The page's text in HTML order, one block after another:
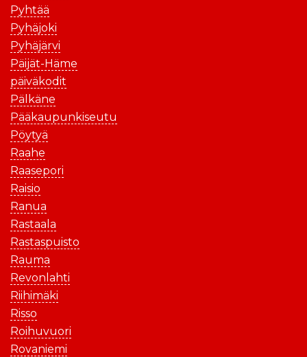
Pyhtää
Pyhäjoki
Pyhäjärvi
Päijät-Häme
päiväkodit
Pälkäne
Pääkaupunkiseutu
Pöytyä
Raahe
Raasepori
Raisio
Ranua
Rastaala
Rastaspuisto
Rauma
Revonlahti
Riihimäki
Risso
Roihuvuori
Rovaniemi